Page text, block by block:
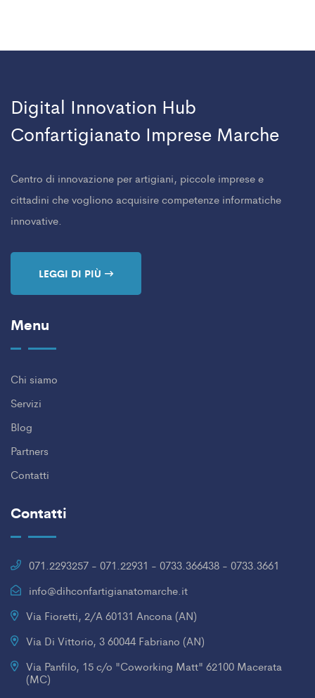
Digital Innovation Hub
Confartigianato Imprese Marche
Centro di innovazione per artigiani, piccole imprese e
cittadini che vogliono acquisire competenze informatiche
innovative.
LEGGI DI PIÙ
Menu
Chi siamo
Servizi
Blog
Partners
Contatti
Contatti
071.2293257 - 071.22931 - 0733.366438 - 0733.3661
info@dihconfartigianatomarche.it
Via Fioretti, 2/A 60131 Ancona (AN)
Via Di Vittorio, 3 60044 Fabriano (AN)
Via Panfilo, 15 c/o "Coworking Matt" 62100 Macerata
(MC)